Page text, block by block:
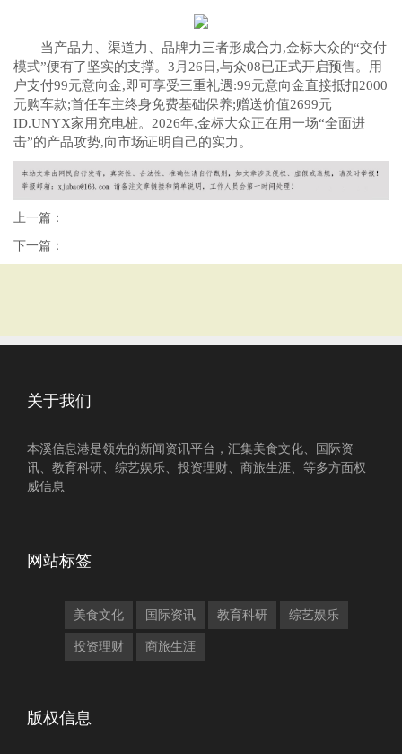
当产品力、渠道力、品牌力三者形成合力,金标大众的“交付
模式”便有了坚实的支撑。3月26日,与众08已正式开启预售。用
户支付99元意向金,即可享受三重礼遇:99元意向金直接抵扣2000
元购车款;首任车主终身免费基础保养;赠送价值2699元
ID.UNYX家用充电桩。2026年,金标大众正在用一场“全面进
击”的产品攻势,向市场证明自己的实力。
上一篇：
下一篇：
关于我们
本溪信息港是领先的新闻资讯平台，汇集美食文化、国际资
讯、教育科研、综艺娱乐、投资理财、商旅生涯、等多方面权
威信息
网站标签
美食文化 国际资讯 教育科研 综艺娱乐
投资理财 商旅生涯
版权信息